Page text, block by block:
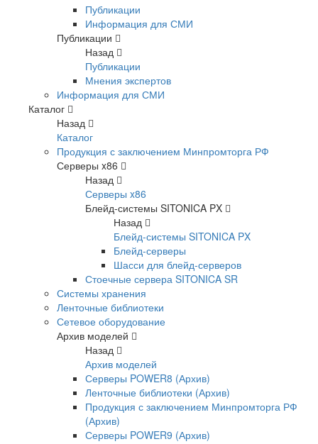
Публикации
Информация для СМИ
Публикации
Назад
Публикации
Мнения экспертов
Информация для СМИ
Каталог
Назад
Каталог
Продукция с заключением Минпромторга РФ
Серверы x86
Назад
Серверы x86
Блейд-системы SITONICA PX
Назад
Блейд-системы SITONICA PX
Блейд-серверы
Шасси для блейд-серверов
Стоечные сервера SITONICA SR
Системы хранения
Ленточные библиотеки
Сетевое оборудование
Архив моделей
Назад
Архив моделей
Серверы POWER8 (Архив)
Ленточные библиотеки (Архив)
Продукция с заключением Минпромторга РФ
(Архив)
Серверы POWER9 (Архив)